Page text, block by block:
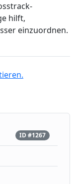
hilft,
einzuordnen.
ID #1267